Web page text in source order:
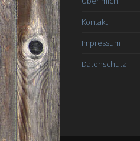
Kontakt
Impressum
Datenschutz